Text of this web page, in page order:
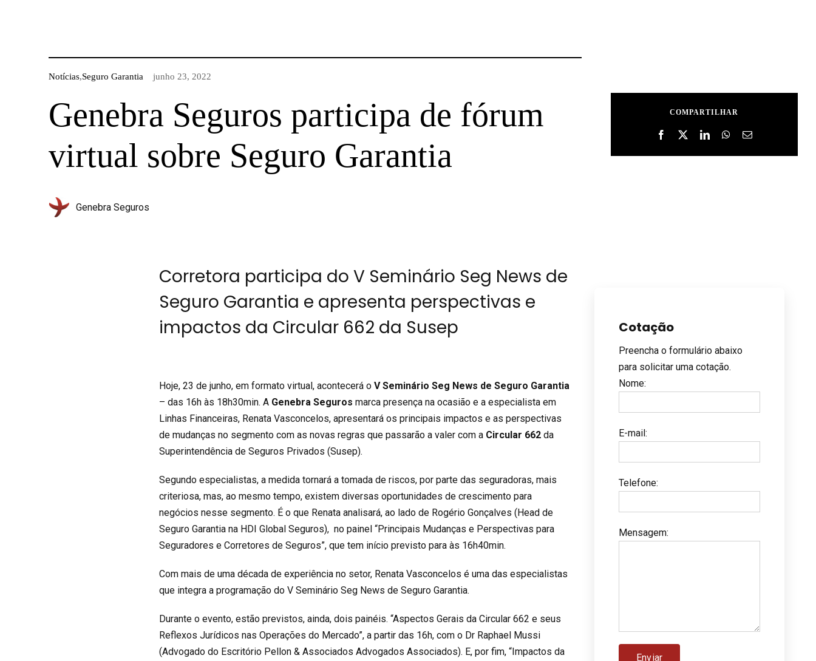
Notícias,Seguro Garantia junho 23, 2022
Genebra Seguros participa de fórum
virtual sobre Seguro Garantia
Genebra Seguros
COMPARTILHAR
Corretora participa do V Seminário Seg News de
Seguro Garantia e apresenta perspectivas e
impactos da Circular 662 da Susep
Hoje, 23 de junho, em formato virtual, acontecerá oV Seminário Seg News de Seguro Garantia
– das 16h às 18h30min. A Genebra Seguros marca presença na ocasião e a especialista em
Linhas Financeiras, Renata Vasconcelos, apresentará os principais impactos e as perspectivas
de mudanças no segmento com as novas regras que passarão a valer com a Circular 662 da
Superintendência de Seguros Privados (Susep).
Segundo especialistas, a medida tornará a tomada de riscos, por parte das seguradoras, mais
criteriosa, mas, ao mesmo tempo, existem diversas oportunidades de crescimento para
negócios nesse segmento. É o que Renata analisará, ao lado de Rogério Gonçalves (Head de
Seguro Garantia na HDI Global Seguros), no painel “Principais Mudanças e Perspectivas para
Seguradores e Corretores de Seguros”, que tem início previsto para às 16h40min.
Com mais de uma década de experiência no setor, Renata Vasconcelos é uma das especialistas
que integra a programação do V Seminário Seg News de Seguro Garantia.
Durante o evento, estão previstos, ainda, dois painéis. “Aspectos Gerais da Circular 662 e seus
Reflexos Jurídicos nas Operações do Mercado”, a partir das 16h, com o Dr Raphael Mussi
(Advogado do Escritório Pellon & Associados Advogados Associados). E, por fim, “Impactos da
Cotação
Preencha o formulário abaixo
para solicitar uma cotação.
Nome:
E-mail:
Telefone:
Mensagem: